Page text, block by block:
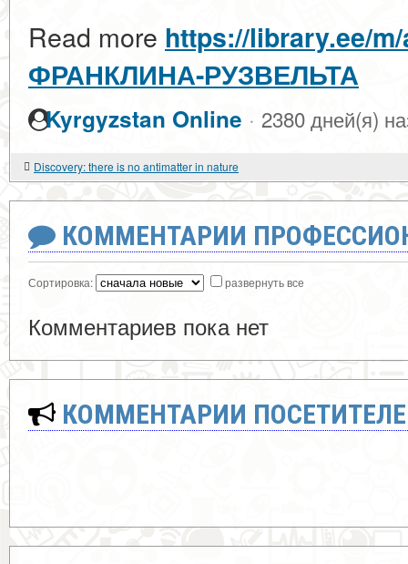
Read more https://library.ee/
ФРАНКЛИНА-РУЗВЕЛЬТА
Kyrgyzstan Online · 2380 дней(я)
Discovery: there is no antimatter in nature
КОММЕНТАРИИ
Сортировка: развернуть все
Комментариев пока нет
КОММЕНТАРИИ